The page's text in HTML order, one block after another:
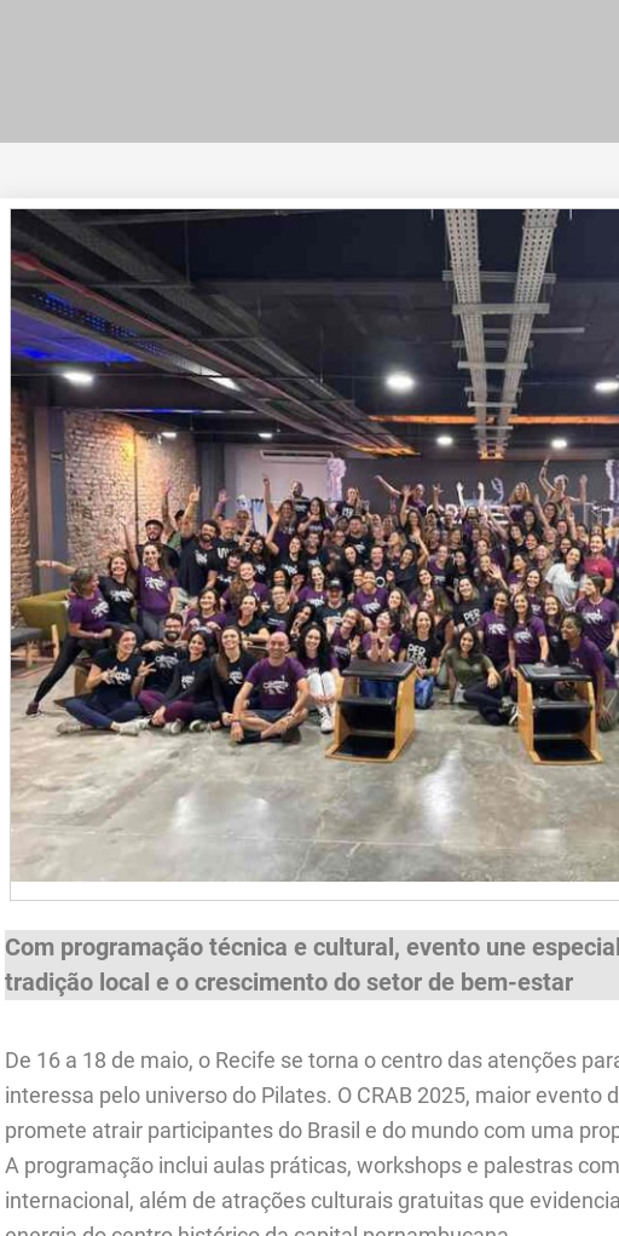
Com programação técnica e cultural, evento une
tradição local e o crescimento do setor de bem-estar
De 16 a 18 de maio, o Recife se torna o centro das atenções
interessa pelo universo do Pilates. O CRAB 2025, maior evento
promete atrair participantes do Brasil e do mundo com uma
A programação inclui aulas práticas, workshops e palestras
internacional, além de atrações culturais gratuitas que